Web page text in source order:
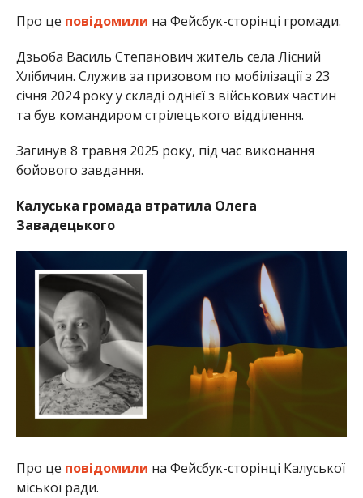
Про це повідомили на Фейсбук-сторінці громади.
Дзьоба Василь Степанович житель села Лісний
Хлібичин. Служив за призовом по мобілізації з 23
січня 2024 року у складі однієї з військових частин
та був командиром стрілецького відділення.
Загинув 8 травня 2025 року, під час виконання
бойового завдання.
Калуська громада втратила Олега
Завадецького
Про це повідомили на Фейсбук-сторінці Калуської
міської ради.